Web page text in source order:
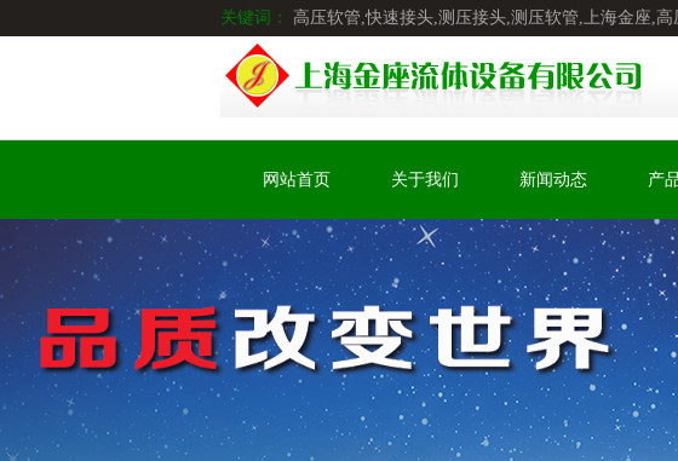
关键词： 高压软管,快速接头,测压接头,测压软管,上海金座,
网站首页 关于我们 新闻动态 产